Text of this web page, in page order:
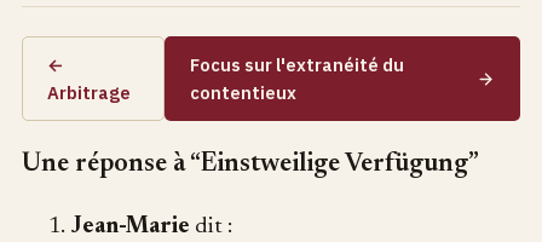
←
Arbitrage
Focus sur l'extranéité du
contentieux
Une réponse à “Einstweilige Verfügung”
Jean-Marie dit :